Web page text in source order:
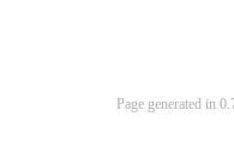
Page generated in